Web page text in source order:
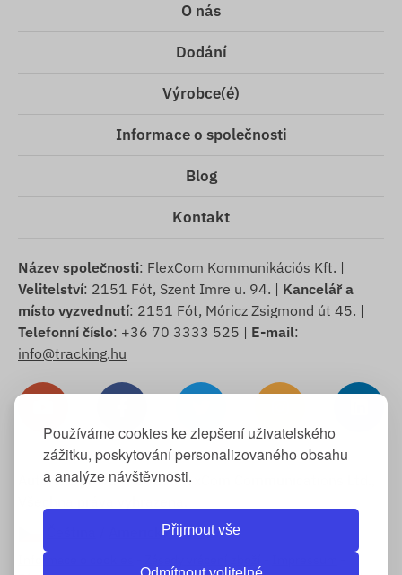
Používáme cookies ke zlepšení uživatelského
zážitku, poskytování personalizovaného obsahu
a analýze návštěvnosti.
Přijmout vše
O nás
Dodání
Výrobce(é)
Informace o společnosti
Blog
Kontakt
Název společnosti: FlexCom Kommunikációs Kft. |
Velitelství: 2151 Fót, Szent Imre u. 94. | Kancelář a
místo vyzvednutí: 2151 Fót, Móricz Zsigmond út 45. |
Telefonní číslo: +36 70 3333 525 | E-mail:
info@tracking.hu
Autorská práva © 2025 FlexCom Communications Ltd.,
Americký dolar
Informace o cookies